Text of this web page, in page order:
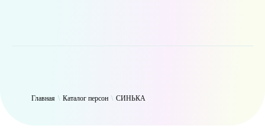
Главная \ Каталог персон \ СИНЬКА